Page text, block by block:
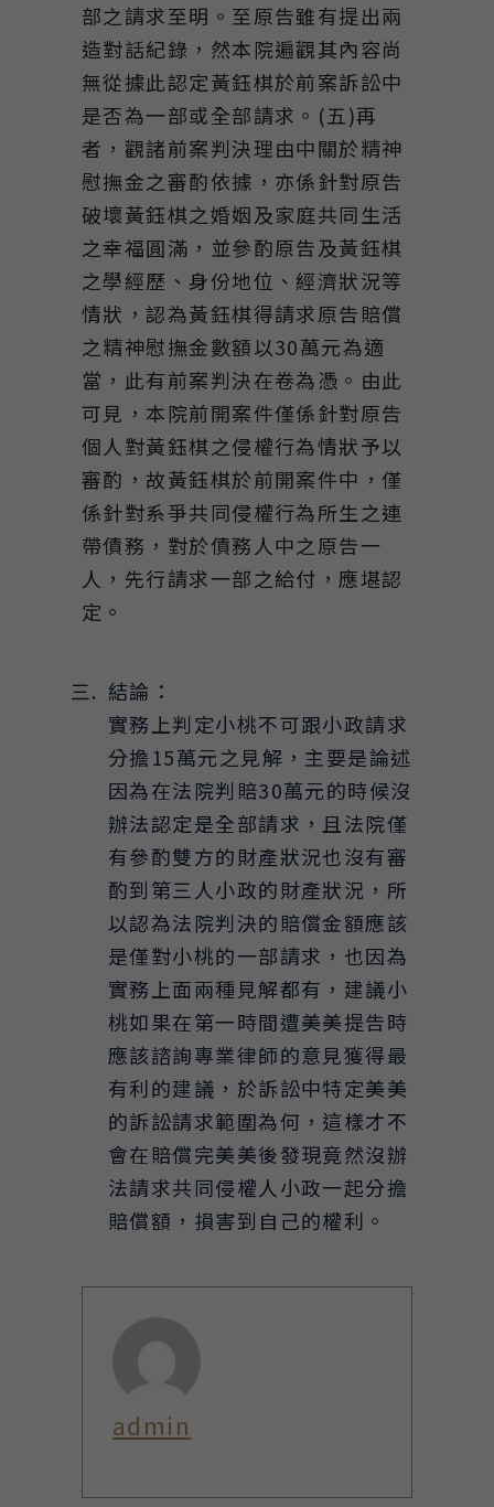
部之請求至明。至原告雖有提出兩
造對話紀錄，然本院遍觀其內容尚
無從據此認定黃鈺棋於前案訴訟中
是否為一部或全部請求。(五)再
者，觀諸前案判決理由中關於精神
慰撫金之審酌依據，亦係針對原告
破壞黃鈺棋之婚姻及家庭共同生活
之幸福圓滿，並參酌原告及黃鈺棋
之學經歷、身份地位、經濟狀況等
情狀，認為黃鈺棋得請求原告賠償
之精神慰撫金數額以30萬元為適
當，此有前案判決在卷為憑。由此
可見，本院前開案件僅係針對原告
個人對黃鈺棋之侵權行為情狀予以
審酌，故黃鈺棋於前開案件中，僅
係針對系爭共同侵權行為所生之連
帶債務，對於債務人中之原告一
人，先行請求一部之給付，應堪認
定。
結論：
實務上判定小桃不可跟小政請求
分擔15萬元之見解，主要是論述
因為在法院判賠30萬元的時候沒
辦法認定是全部請求，且法院僅
有參酌雙方的財產狀況也沒有審
酌到第三人小政的財產狀況，所
以認為法院判決的賠償金額應該
是僅對小桃的一部請求，也因為
實務上面兩種見解都有，建議小
桃如果在第一時間遭美美提告時
應該諮詢專業律師的意見獲得最
有利的建議，於訴訟中特定美美
的訴訟請求範圍為何，這樣才不
會在賠償完美美後發現竟然沒辦
法請求共同侵權人小政一起分擔
賠償額，損害到自己的權利。
admin